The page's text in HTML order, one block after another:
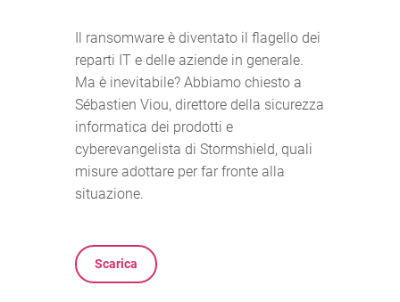
Il ransomware è diventato il flagello dei
reparti IT e delle aziende in generale.
Ma è inevitabile? Abbiamo chiesto a
Sébastien Viou, direttore della sicurezza
informatica dei prodotti e
cyberevangelista di Stormshield, quali
misure adottare per far fronte alla
situazione.
Scarica